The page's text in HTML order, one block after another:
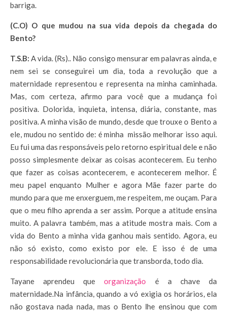
barriga.
(C.O) O que mudou na sua vida depois da chegada do
Bento?
T.S.B: A vida. (Rs).. Não consigo mensurar em palavras ainda, e
nem sei se conseguirei um dia, toda a revolução que a
maternidade representou e representa na minha caminhada.
Mas, com certeza, afirmo para você que a mudança foi
positiva. Dolorida, inquieta, intensa, diária, constante, mas
positiva. A minha visão de mundo, desde que trouxe o Bento a
ele, mudou no sentido de: é minha missão melhorar isso aqui.
Eu fui uma das responsáveis pelo retorno espiritual dele e não
posso simplesmente deixar as coisas acontecerem. Eu tenho
que fazer as coisas acontecerem, e acontecerem melhor. É
meu papel enquanto Mulher e agora Mãe fazer parte do
mundo para que me enxerguem, me respeitem, me ouçam. Para
que o meu filho aprenda a ser assim. Porque a atitude ensina
muito. A palavra também, mas a atitude mostra mais. Com a
vida do Bento a minha vida ganhou mais sentido. Agora, eu
não só existo, como existo por ele. E isso é de uma
responsabilidade revolucionária que transborda, todo dia.
Tayane aprendeu queorganização é a chave da
maternidade.Na infância, quando a vó exigia os horários, ela
não gostava nada nada, mas o Bento lhe ensinou que com